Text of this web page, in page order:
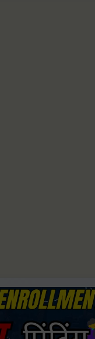
Aadhar
enrollment
form
2024